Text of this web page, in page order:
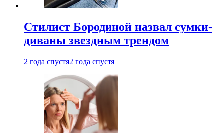
Стилист Бородиной назвал сумки-
диваны звездным трендом
2 года спустя2 года спустя